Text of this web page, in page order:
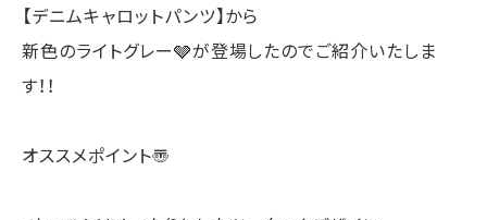
【デニムキャロットパンツ】から
新色のライトグレー🩶が登場したのでご紹介いたしま
す！！
オススメポイント〠